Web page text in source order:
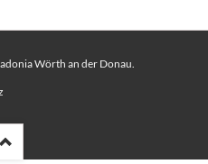
Wörth an der Donau.